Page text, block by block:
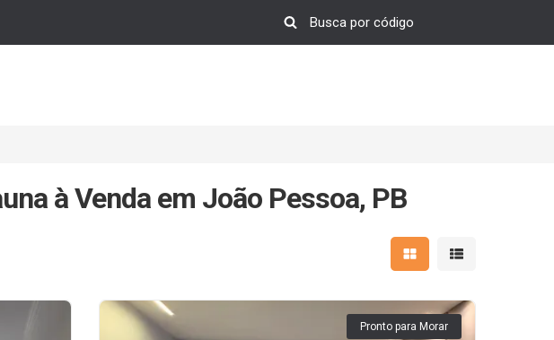
à Venda em João Pessoa, PB
Mostrar resultados em
Mostrar
Pronto para Morar